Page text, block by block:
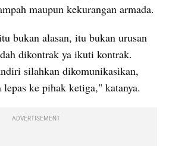
maupun kekurangan armada.
bukan alasan, itu bukan urusan
dikontrak ya ikuti kontrak.
silahkan dikomunikasikan,
ke pihak ketiga," katanya.
ADVERTISEMENT